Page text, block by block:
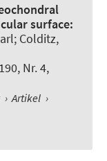
surface:
Colditz,
Nr. 4,
› Artikel ›